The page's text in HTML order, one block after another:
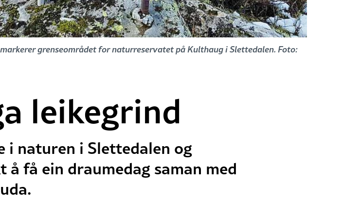
grenseområdet for naturreservatet på Kulthaug i Slettedalen. Foto:
leikegrind
i naturen i Slettedalen og
få ein draumedag saman med